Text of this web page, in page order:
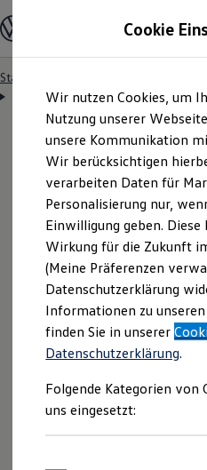
Hauptinhalt
springen
Footer
springen
Modelle & Konfigurator
Modelle konfigurieren
Vorgängermodelle
Oldtimer
Bulli Historie
Branchenlösungen &
Umbaulösungen und
Auf- und Umbauten
Groß- und
Großkunden
Kommunen &
Journalisten
Sportvereine
Branchenlösungen
Bau & Handwerk
Gewerbliche
Service &
Kurier, Logistik &
Feuerwehr
Rettungsdienste
ONE Business ID
Fahrzeugsuche &
Startseite
Lizenzhinweise Dritter – MIT
B
MIT
M N O
B
1-2
Cookie
Wir nutzen Cookies, um
Nutzung unserer
unsere Kommunikation
Wir berücksichtigen
verarbeiten Daten für
Personalisierung nur,
Einwilligung geben.
Wirkung für die Zukunft
(Meine Präferenzen
Datenschutzerklärung
Informationen zu
finden Sie in unserer
Datenschutzerklärung.
Folgende Kategorien von
uns eingesetzt: